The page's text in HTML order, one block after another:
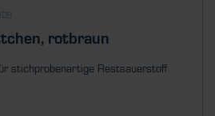
rotbraun
stichprobenartige Restsauerstoff